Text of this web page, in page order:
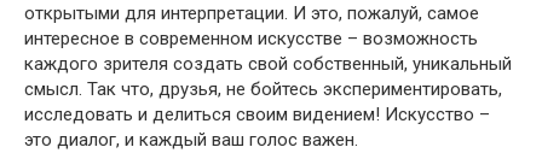
открытыми для интерпретации. И это, пожалуй, самое
интересное в современном искусстве – возможность
каждого зрителя создать свой собственный, уникальный
смысл. Так что, друзья, не бойтесь экспериментировать,
исследовать и делиться своим видением! Искусство –
это диалог, и каждый ваш голос важен.